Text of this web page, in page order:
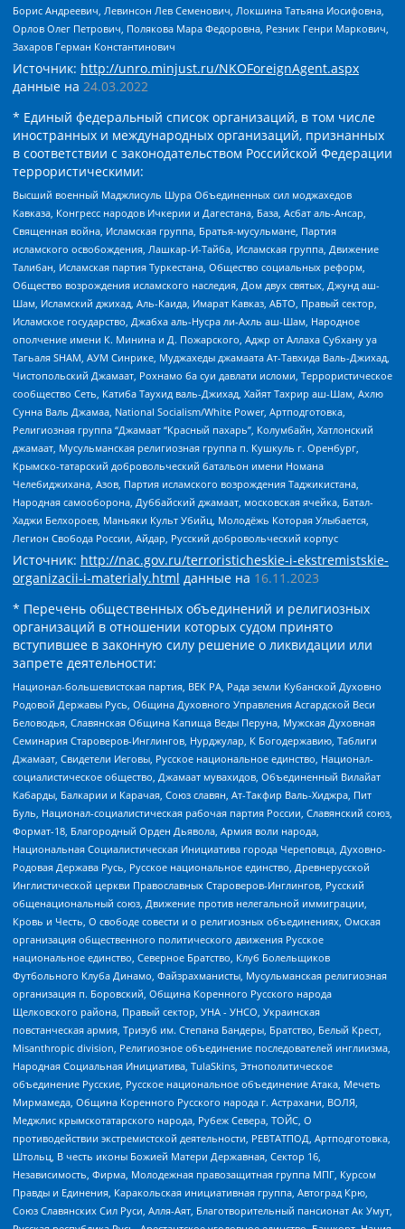
Борис Андреевич, Левинсон Лев Семенович, Локшина Татьяна Иосифовна,
Орлов Олег Петрович, Полякова Мара Федоровна, Резник Генри Маркович,
Захаров Герман Константинович
Источник: http://unro.minjust.ru/NKOForeignAgent.aspx
данные на 24.03.2022
* Единый федеральный список организаций, в том числе
иностранных и международных организаций, признанных
в соответствии с законодательством Российской Федерации
террористическими:
Высший военный Маджлисуль Шура Объединенных сил моджахедов
Кавказа, Конгресс народов Ичкерии и Дагестана, База, Асбат аль-Ансар,
Священная война, Исламская группа, Братья-мусульмане, Партия
исламского освобождения, Лашкар-И-Тайба, Исламская группа, Движение
Талибан, Исламская партия Туркестана, Общество социальных реформ,
Общество возрождения исламского наследия, Дом двух святых, Джунд аш-
Шам, Исламский джихад, Аль-Каида, Имарат Кавказ, АБТО, Правый сектор,
Исламское государство, Джабха аль-Нусра ли-Ахль аш-Шам, Народное
ополчение имени К. Минина и Д. Пожарского, Аджр от Аллаха Субхану уа
Тагьаля SHAM, АУМ Синрике, Муджахеды джамаата Ат-Тавхида Валь-Джихад,
Чистопольский Джамаат, Рохнамо ба суи давлати исломи, Террористическое
сообщество Сеть, Катиба Таухид валь-Джихад, Хайят Тахрир аш-Шам, Ахлю
Сунна Валь Джамаа, National Socialism/White Power, Артподготовка,
Религиозная группа “Джамаат “Красный пахарь”, Колумбайн, Хатлонский
джамаат, Мусульманская религиозная группа п. Кушкуль г. Оренбург,
Крымско-татарский добровольческий батальон имени Номана
Челебиджихана, Азов, Партия исламского возрождения Таджикистана,
Народная самооборона, Дуббайский джамаат, московская ячейка, Батал-
Хаджи Белхороев, Маньяки Культ Убийц, Молодёжь Которая Улыбается,
Легион Свобода России, Айдар, Русский добровольческий корпус
Источник: http://nac.gov.ru/terroristicheskie-i-ekstremistskie-
organizacii-i-materialy.html данные на 16.11.2023
* Перечень общественных объединений и религиозных
организаций в отношении которых судом принято
вступившее в законную силу решение о ликвидации или
запрете деятельности:
Национал-большевистская партия, ВЕК РА, Рада земли Кубанской Духовно
Родовой Державы Русь, Община Духовного Управления Асгардской Веси
Беловодья, Славянская Община Капища Веды Перуна, Мужская Духовная
Семинария Староверов-Инглингов, Нурджулар, К Богодержавию, Таблиги
Джамаат, Свидетели Иеговы, Русское национальное единство, Национал-
социалистическое общество, Джамаат мувахидов, Объединенный Вилайат
Кабарды, Балкарии и Карачая, Союз славян, Ат-Такфир Валь-Хиджра, Пит
Буль, Национал-социалистическая рабочая партия России, Славянский союз,
Формат-18, Благородный Орден Дьявола, Армия воли народа,
Национальная Социалистическая Инициатива города Череповца, Духовно-
Родовая Держава Русь, Русское национальное единство, Древнерусской
Инглистической церкви Православных Староверов-Инглингов, Русский
общенациональный союз, Движение против нелегальной иммиграции,
Кровь и Честь, О свободе совести и о религиозных объединениях, Омская
организация общественного политического движения Русское
национальное единство, Северное Братство, Клуб Болельщиков
Футбольного Клуба Динамо, Файзрахманисты, Мусульманская религиозная
организация п. Боровский, Община Коренного Русского народа
Щелковского района, Правый сектор, УНА - УНСО, Украинская
повстанческая армия, Тризуб им. Степана Бандеры, Братство, Белый Крест,
Misanthropic division, Религиозное объединение последователей инглиизма,
Народная Социальная Инициатива, TulaSkins, Этнополитическое
объединение Русские, Русское национальное объединение Атака, Мечеть
Мирмамеда, Община Коренного Русского народа г. Астрахани, ВОЛЯ,
Меджлис крымскотатарского народа, Рубеж Севера, ТОЙС, О
противодействии экстремистской деятельности, РЕВТАТПОД, Артподготовка,
Штольц, В честь иконы Божией Матери Державная, Сектор 16,
Независимость, Фирма, Молодежная правозащитная группа МПГ, Курсом
Правды и Единения, Каракольская инициативная группа, Автоград Крю,
Союз Славянских Сил Руси, Алля-Аят, Благотворительный пансионат Ак Умут,